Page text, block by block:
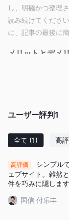
し、明確かつ整理
読み続けてくださ
に、記事の最後に
メリットとデメ
トレーダーの具体
ど、幅広い取引商
で知られています
信頼されているプ
• XM - XMトレー
数、商品、仮想通
ユーザー評判1
全て (1) 高
高評価
シンプル
ェブサイト。雑然
件を巧みに隠しま
国信 付乐丰